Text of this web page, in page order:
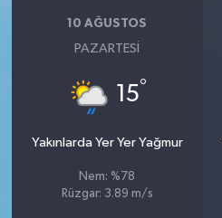
10 AĞUSTOS
PAZARTESI
15°
Yakınlarda Yer Yer Yağmur
Nem: %78
Rüzgar: 3.89 m/s